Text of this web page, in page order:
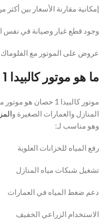
إمكانية مقارنة الأسعار بين أكثر
وجود قطع غيار وصيانة في نفس
عروض على الموتور مع الفلوماك أو
ما هو موتور كالبيدا 1 حصان؟
موتور كالبيدا 1
المنازل والعمارات الصغيرة و
وهو مناسب لـ:
رفع المياه للخزانات العلوية
تشغيل شبكات مياه المنازل
دعم ضغط المياه في العمارات
الاستخدام الزراعي الخفيف